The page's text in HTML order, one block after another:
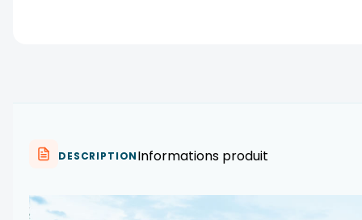
DESCRIPTIONInformations produit